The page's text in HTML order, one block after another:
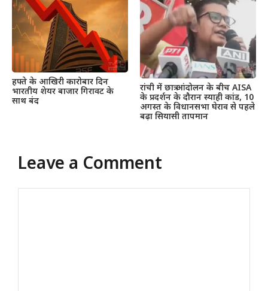
हफ्ते के आखिरी कारोबार दिन
भारतीय शेयर बाजार गिरावट के
साथ बंद
रांची में छात्र आंदोलन के बीच AISA
के प्रदर्शन के दौरान स्याही कांड, 10
अगस्त के विधानसभा घेराव से पहले
बढ़ा सियासी तापमान
Leave a Comment